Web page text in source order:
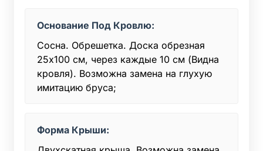
Основание Под Кровлю:
Сосна. Обрешетка. Доска обрезная
25х100 см, через каждые 10 см (Видна
кровля). Возможна замена на глухую
имитацию бруса;
Форма Крыши: